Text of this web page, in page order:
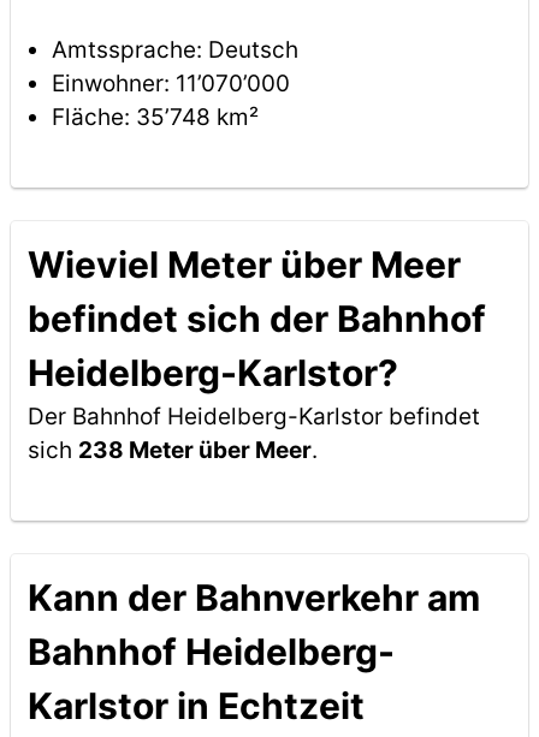
Amtssprache: Deutsch
Einwohner: 11’070’000
Fläche: 35’748 km²
Wieviel Meter über Meer
befindet sich der Bahnhof
Heidelberg-Karlstor?
Der Bahnhof Heidelberg-Karlstor befindet
sich 238 Meter über Meer.
Kann der Bahnverkehr am
Bahnhof Heidelberg-
Karlstor in Echtzeit